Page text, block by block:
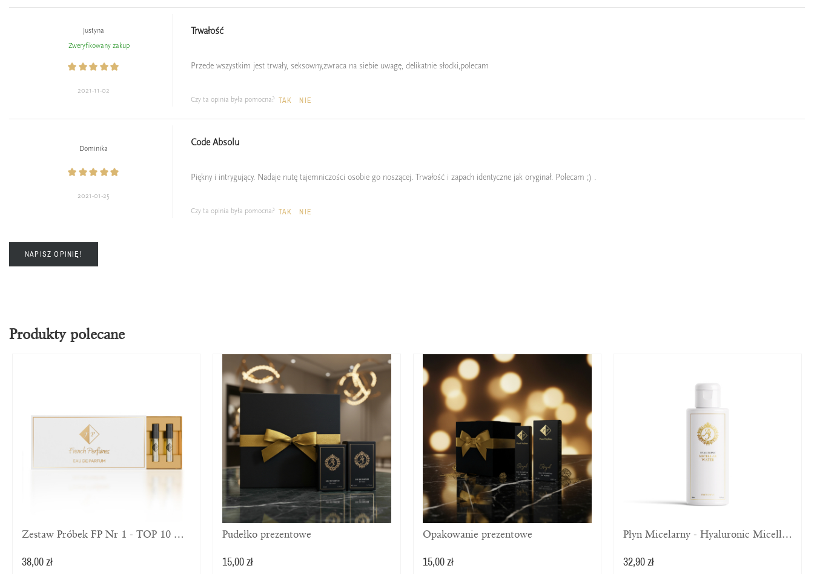
Justyna
Zweryfikowany zakup
2021-11-02
Trwałość
Przede wszystkim jest trwały, seksowny,zwraca na siebie uwagę, delikatnie słodki,polecam
Czy ta opinia była pomocna? TAK NIE
Dominika
2021-01-25
Code Absolu
Piękny i intrygujący. Nadaje nutę tajemniczości osobie go noszącej. Trwałość i zapach identyczne jak oryginał. Polecam ;) .
Czy ta opinia była pomocna? TAK NIE
NAPISZ OPINIĘ!
Produkty polecane
Zestaw Próbek FP Nr 1 - TOP 10 Dla Mężczyzn
38,00 zł
Pudełko prezentowe
15,00 zł
Opakowanie prezentowe
15,00 zł
Płyn Micelarny - Hyaluronic Micellar Water
32,90 zł